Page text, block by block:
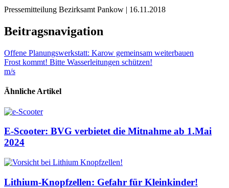
Pressemitteilung Bezirksamt Pankow | 16.11.2018
Beitragsnavigation
Offene Planungswerkstatt: Karow gemeinsam weiterbauen
Frost kommt! Bitte Wasserleitungen schützen!
m/s
Ähnliche Artikel
E-Scooter: BVG verbietet die Mitnahme ab 1.Mai
2024
Lithium-Knopfzellen: Gefahr für Kleinkinder!